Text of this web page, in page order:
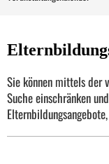
Sie können mittels der
Suche einschränken